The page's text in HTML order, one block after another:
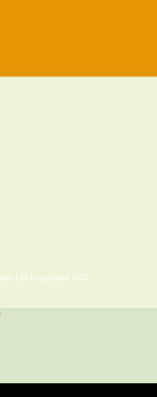
EnjoySport 2005